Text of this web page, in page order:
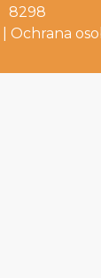
8298
Ochrana